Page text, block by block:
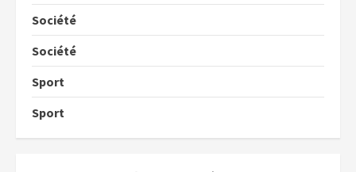
Société
Société
Sport
Sport